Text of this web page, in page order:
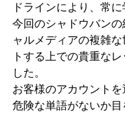
ドラインにより、常に
今回のシャドウバン
ャルメディアの複雑
トする上での貴重な
した。
お客様のアカウントを
危険な単語がないか目